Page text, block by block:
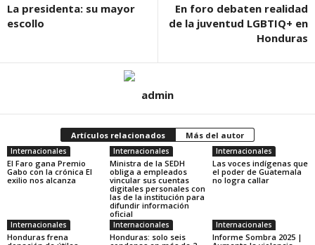
La presidenta: su mayor
escollo
En foro debaten realidad
de la juventud LGBTIQ+ en
Honduras
admin
Artículos relacionados Más del autor
Internacionales
El Faro gana Premio
Gabo con la crónica El
exilio nos alcanza
Internacionales
Ministra de la SEDH
obliga a empleados
vincular sus cuentas
digitales personales con
las de la institución para
difundir información
oficial
Internacionales
Las voces indígenas que
el poder de Guatemala
no logra callar
Internacionales
Honduras frena
Internacionales
Honduras: solo seis
Internacionales
Informe Sombra 2025 |